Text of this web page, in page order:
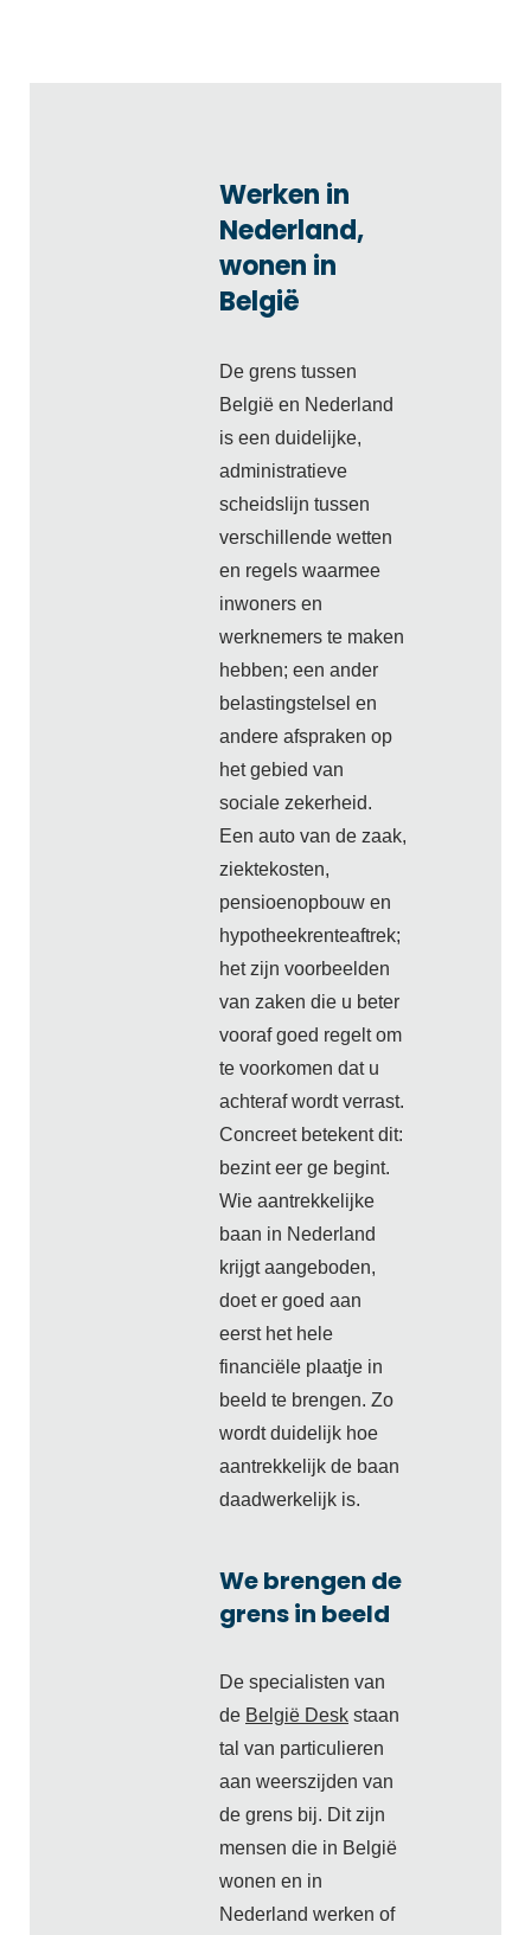
Werken in
Nederland,
wonen in
België
De grens tussen
België en Nederland
is een duidelijke,
administratieve
scheidslijn tussen
verschillende wetten
en regels waarmee
inwoners en
werknemers te maken
hebben; een ander
belastingstelsel en
andere afspraken op
het gebied van
sociale zekerheid.
Een auto van de zaak,
ziektekosten,
pensioenopbouw en
hypotheekrenteaftrek;
het zijn voorbeelden
van zaken die u beter
vooraf goed regelt om
te voorkomen dat u
achteraf wordt verrast.
Concreet betekent dit:
bezint eer ge begint.
Wie aantrekkelijke
baan in Nederland
krijgt aangeboden,
doet er goed aan
eerst het hele
financiële plaatje in
beeld te brengen. Zo
wordt duidelijk hoe
aantrekkelijk de baan
daadwerkelijk is.
We brengen de
grens in beeld
De specialisten van
de België Desk staan
tal van particulieren
aan weerszijden van
de grens bij. Dit zijn
mensen die in België
wonen en in
Nederland werken of